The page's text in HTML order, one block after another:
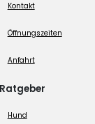
Kontakt
Öffnungszeiten
Anfahrt
Ratgeber
Hund